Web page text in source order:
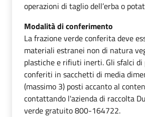
operazioni di taglio dell’erba o
Modalità di conferimento
La frazione verde conferita deve
materiali estranei non di natura
plastiche e rifiuti inerti. Gli sfalci
conferiti in sacchetti di media
(massimo 3) posti accanto al
contattando l'azienda di raccolta
verde gratuito 800-164722.